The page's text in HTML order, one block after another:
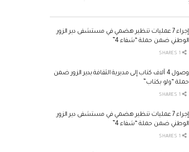
إجراء 7 عمليات تنظير هضمي في مستشفى دير الزور
الوطني ضمن حملة “شفاء 4”
وصول 4 آلاف كتاب إلى مديرية الثقافة بدير الزور ضمن
حملة “ولو بكتاب”
إجراء 7 عمليات تنظير هضمي في مستشفى دير الزور
الوطني ضمن حملة “شفاء 4”